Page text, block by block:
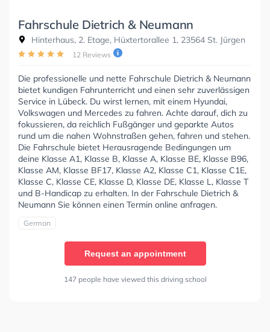
Fahrschule Dietrich & Neumann
Hinterhaus, 2. Etage, Hüxtertorallee 1, 23564 St. Jürgen
12 Reviews
Die professionelle und nette Fahrschule Dietrich & Neumann
bietet kundigen Fahrunterricht und einen sehr zuverlässigen
Service in Lübeck. Du wirst lernen, mit einem Hyundai,
Volkswagen und Mercedes zu fahren. Achte darauf, dich zu
fokussieren, da reichlich Fußgänger und geparkte Autos
rund um die nahen Wohnstraßen gehen, fahren und stehen.
Die Fahrschule bietet Herausragende Bedingungen um
deine Klasse A1, Klasse B, Klasse A, Klasse BE, Klasse B96,
Klasse AM, Klasse BF17, Klasse A2, Klasse C1, Klasse C1E,
Klasse C, Klasse CE, Klasse D, Klasse DE, Klasse L, Klasse T
und B-Handicap zu erhalten. In der Fahrschule Dietrich &
Neumann Sie können einen Termin online anfragen.
German
Request an appointment
147 people have viewed this driving school